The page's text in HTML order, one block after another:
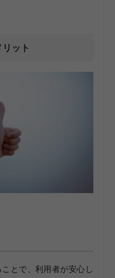
ット
とで、利用者が安心し